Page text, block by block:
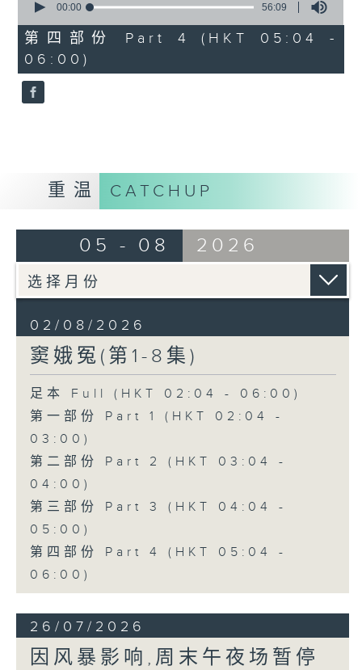
seconds
56
minutes,
9
seconds
00:00 56:09
第四部份 Part 4 (HKT 05:04 -
06:00)
重温 CATCHUP
05 - 08 2026
02/08/2026
窦娥冤(第1-8集)
足本 Full (HKT 02:04 - 06:00)
第一部份 Part 1 (HKT 02:04 -
03:00)
第二部份 Part 2 (HKT 03:04 -
04:00)
第三部份 Part 3 (HKT 04:04 -
05:00)
第四部份 Part 4 (HKT 05:04 -
06:00)
26/07/2026
因风暴影响,周末午夜场暂停